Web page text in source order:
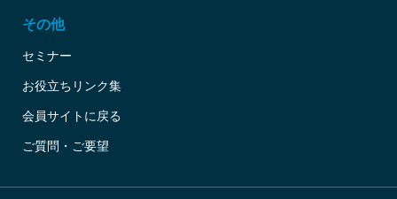
その他
セミナー
お役立ちリンク集
会員サイトに戻る
ご質問・ご要望